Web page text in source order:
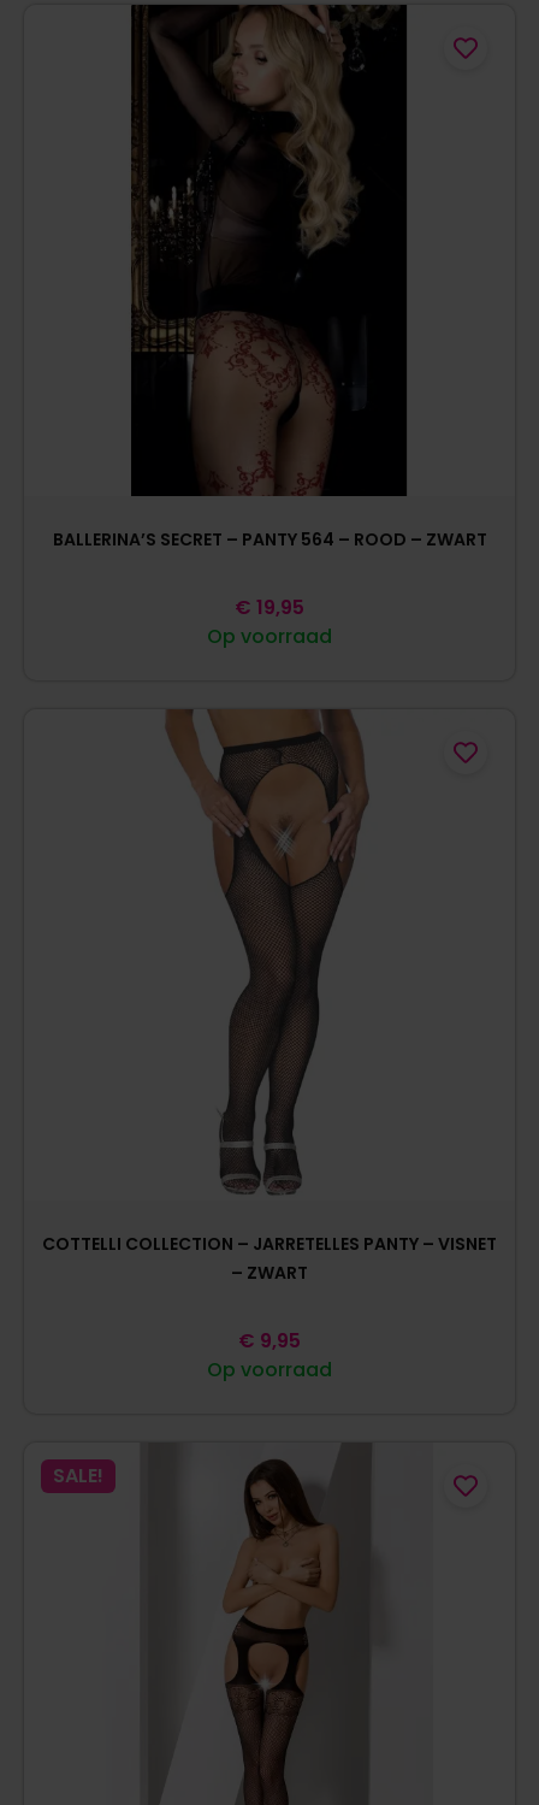
BALLERINA’S SECRET – PANTY 564 – ROOD – ZWART
Op voorraad
€ 19,95
COTTELLI COLLECTION – JARRETELLES PANTY – VISNET
– ZWART
Op voorraad
€ 9,95
SALE!